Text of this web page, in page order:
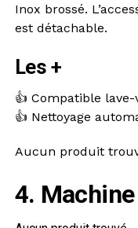
Inox brossé.
est détachable.
Les +
👍 Compatible lave-
👍 Nettoyage
Aucun produit
4.